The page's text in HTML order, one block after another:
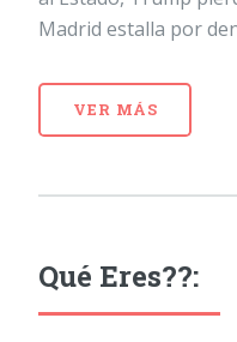
Madrid estalla por
VER MÁS
Qué Eres??: